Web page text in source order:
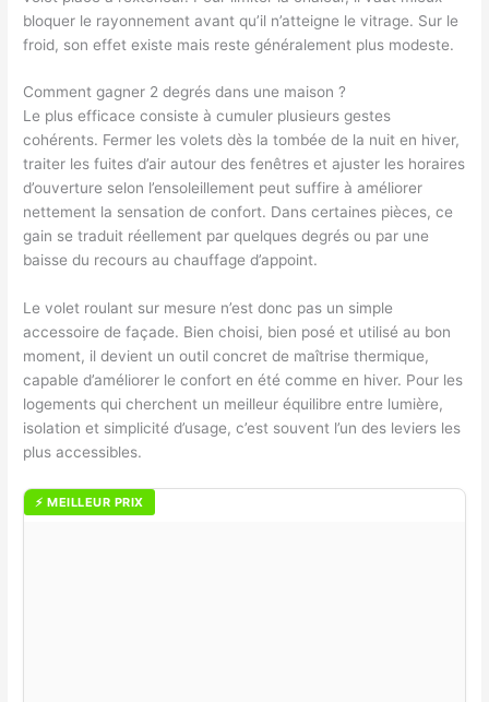
bloquer le rayonnement avant qu’il n’atteigne le vitrage. Sur le
froid, son effet existe mais reste généralement plus modeste.
Comment gagner 2 degrés dans une maison ?
Le plus efficace consiste à cumuler plusieurs gestes
cohérents. Fermer les volets dès la tombée de la nuit en hiver,
traiter les fuites d’air autour des fenêtres et ajuster les horaires
d’ouverture selon l’ensoleillement peut suffire à améliorer
nettement la sensation de confort. Dans certaines pièces, ce
gain se traduit réellement par quelques degrés ou par une
baisse du recours au chauffage d’appoint.
Le volet roulant sur mesure n’est donc pas un simple
accessoire de façade. Bien choisi, bien posé et utilisé au bon
moment, il devient un outil concret de maîtrise thermique,
capable d’améliorer le confort en été comme en hiver. Pour les
logements qui cherchent un meilleur équilibre entre lumière,
isolation et simplicité d’usage, c’est souvent l’un des leviers les
plus accessibles.
⚡ MEILLEUR PRIX